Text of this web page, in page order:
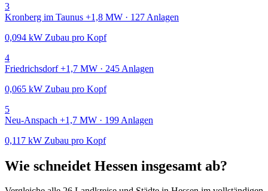
3
Kronberg im Taunus +1,8 MW · 127 Anlagen
0,094 kW Zubau pro Kopf
4
Friedrichsdorf +1,7 MW · 245 Anlagen
0,065 kW Zubau pro Kopf
5
Neu-Anspach +1,7 MW · 199 Anlagen
0,117 kW Zubau pro Kopf
Wie schneidet Hessen insgesamt ab?